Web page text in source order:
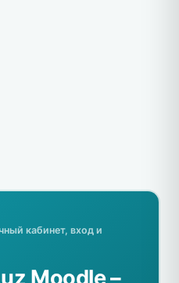
кабинет, вход и
Moodle –